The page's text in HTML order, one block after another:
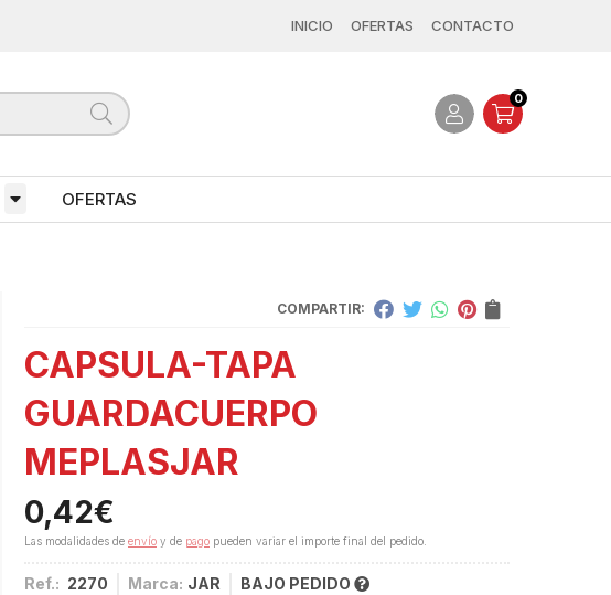
INICIO OFERTAS CONTACTO
0
OFERTAS
COMPARTIR:
CAPSULA-TAPA
GUARDACUERPO
MEPLASJAR
0,42€
Las modalidades de envío y de pago pueden variar el importe final del pedido.
Ref.: 2270 Marca: JAR BAJO PEDIDO